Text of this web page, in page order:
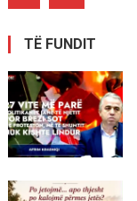
TË FUNDIT